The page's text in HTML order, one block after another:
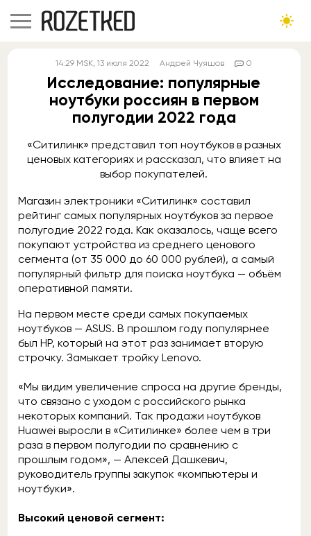
14:29 MSK, 13 июля 2022 Андрей Чуяшов 0
Исследование: популярные
ноутбуки россиян в первом
полугодии 2022 года
«Ситилинк» представил топ ноутбуков в разных
ценовых категориях и рассказал, что влияет на
выбор покупателей.
Магазин электроники «Ситилинк» составил
рейтинг самых популярных ноутбуков за первое
полугодие 2022 года. Как оказалось, чаще всего
покупают устройства из среднего ценового
сегмента (от 35 000 до 60 000 рублей), а самый
популярный фильтр для поиска ноутбука — объём
оперативной памяти.
На первом месте среди самых покупаемых
ноутбуков — ASUS. В прошлом году популярнее
был HP, который на этот раз занимает вторую
строчку. Замыкает тройку Lenovo.
«Мы видим увеличение спроса на другие бренды,
что связано с уходом с российского рынка
некоторых компаний. Так продажи ноутбуков
Huawei выросли в «Ситилинке» более чем в три
раза в первом полугодии по сравнению с
прошлым годом», — Алексей Дашкевич,
руководитель группы закупок «компьютеры и
ноутбуки».
Высокий ценовой сегмент: